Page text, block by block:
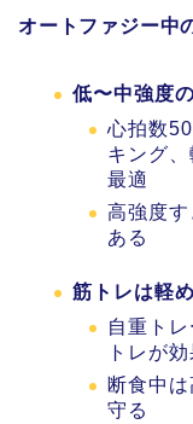
オートファジー中
低〜中強度
心拍数
キング
最適
高強度
ある
筋トレは軽
自重ト
トレが
断食中
守る